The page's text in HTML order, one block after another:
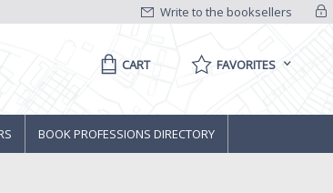
Write to the booksellers
CART FAVORITES
BOOK PROFESSIONS DIRECTORY